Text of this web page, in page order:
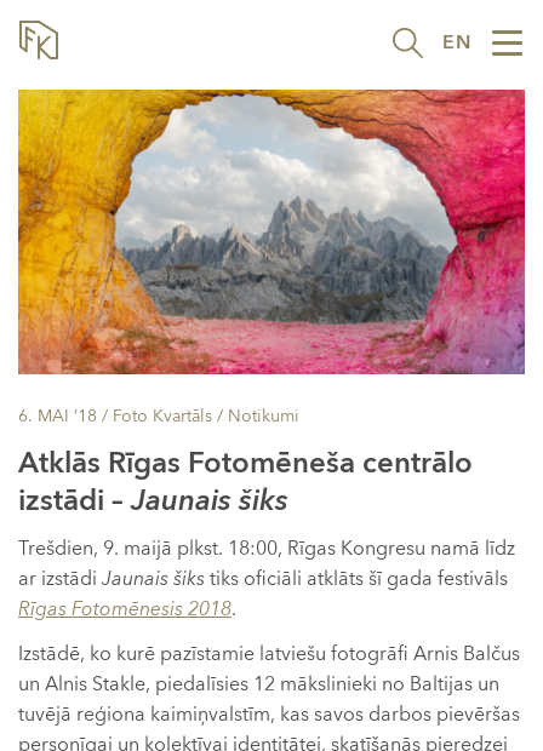
EN
6. MAI ’18 / Foto Kvartāls / Notikumi
Atklās Rīgas Fotomēneša centrālo
izstādi –Jaunais šiks
Trešdien, 9. maijā plkst. 18:00, Rīgas Kongresu namā līdz
ar izstādi Jaunais šikstiks oficiāli atklāts šī gada festivāls
Rīgas Fotomēnesis 2018.
Izstādē, ko kurē pazīstamie latviešu fotogrāfi Arnis Balčus
un Alnis Stakle, piedalīsies 12 mākslinieki no Baltijas un
tuvējā reģiona kaimiņvalstīm, kas savos darbos pievēršas
personīgai un kolektīvai identitātei, skatīšanās pieredzei